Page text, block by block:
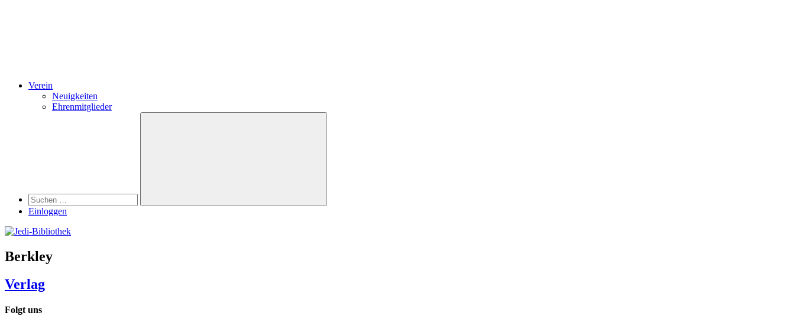
Verein
Neuigkeiten
Ehrenmitglieder
Suchen
Einloggen
Berkley
Verlag
Folgt uns